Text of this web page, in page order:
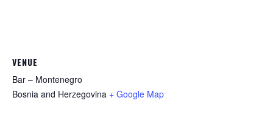
VENUE
Bar – Montenegro
Bosnia and Herzegovina + Google Map